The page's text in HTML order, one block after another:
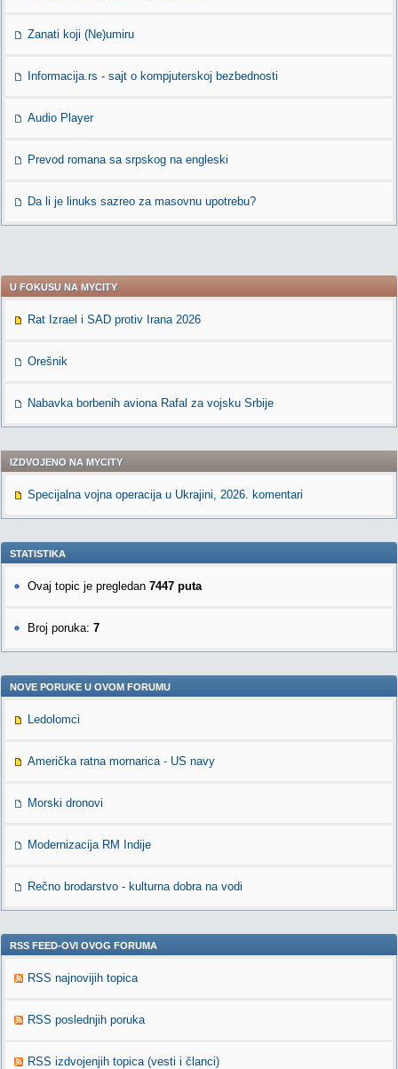
Zanati koji (Ne)umiru
Informacija.rs - sajt o kompjuterskoj bezbednosti
Audio Player
Prevod romana sa srpskog na engleski
Da li je linuks sazreo za masovnu upotrebu?
U FOKUSU NA MYCITY
Rat Izrael i SAD protiv Irana 2026
Orešnik
Nabavka borbenih aviona Rafal za vojsku Srbije
IZDVOJENO NA MYCITY
Specijalna vojna operacija u Ukrajini, 2026. komentari
STATISTIKA
Ovaj topic je pregledan 7447 puta
Broj poruka: 7
NOVE PORUKE U OVOM FORUMU
Ledolomci
Američka ratna mornarica - US navy
Morski dronovi
Modernizacija RM Indije
Rečno brodarstvo - kulturna dobra na vodi
RSS FEED-OVI OVOG FORUMA
RSS najnovijih topica
RSS poslednjih poruka
RSS izdvojenjih topica (vesti i članci)